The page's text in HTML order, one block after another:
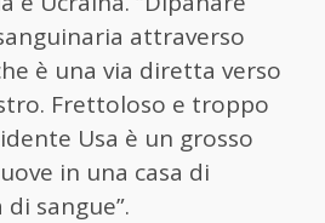
attraverso
è una via diretta verso
Frettoloso e troppo
Usa è un grosso
in una casa di
sangue”.